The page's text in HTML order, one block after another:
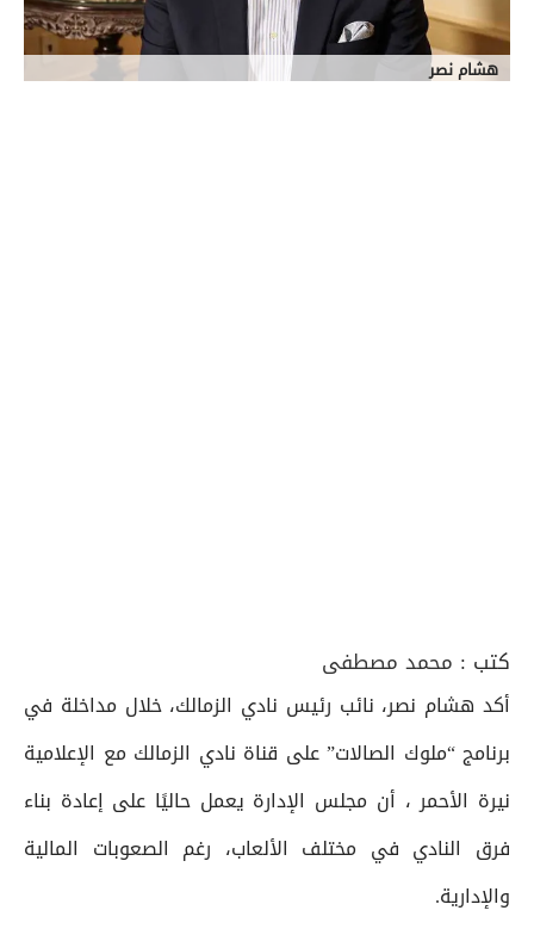
هشام نصر
كتب : محمد مصطفى
أكد هشام نصر، نائب رئيس نادي الزمالك، خلال مداخلة في
برنامج “ملوك الصالات” على قناة نادي الزمالك مع الإعلامية
نيرة الأحمر ، أن مجلس الإدارة يعمل حاليًا على إعادة بناء
فرق النادي في مختلف الألعاب، رغم الصعوبات المالية
والإدارية.